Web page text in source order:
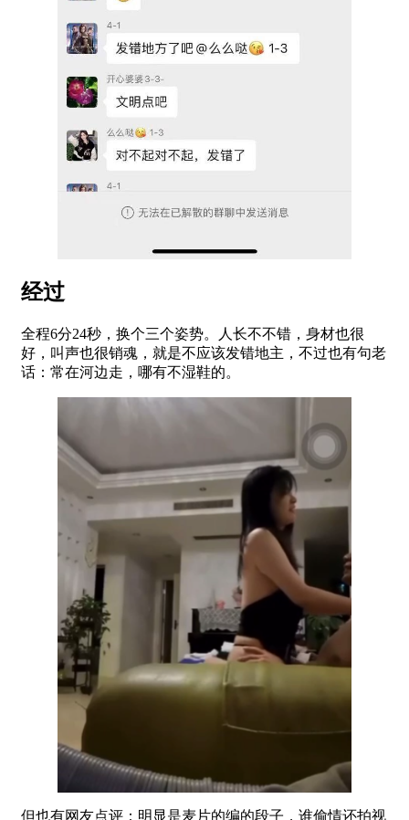
经过
全程6分24秒，换个三个姿势。人长不不错，身材也很
好，叫声也很销魂，就是不应该发错地主，不过也有句老
话：常在河边走，哪有不湿鞋的。
但也有网友点评：明显是麦片的编的段子，谁偷情还拍视